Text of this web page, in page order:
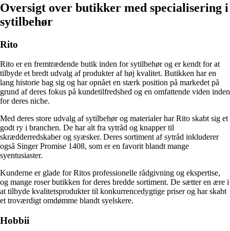
Oversigt over butikker med specialisering i
sytilbehør
Rito
Rito er en fremtrædende butik inden for sytilbehør og er kendt for at
tilbyde et bredt udvalg af produkter af høj kvalitet. Butikken har en
lang historie bag sig og har opnået en stærk position på markedet på
grund af deres fokus på kundetilfredshed og en omfattende viden inden
for deres niche.
Med deres store udvalg af sytilbehør og materialer har Rito skabt sig et
godt ry i branchen. De har alt fra sytråd og knapper til
skrædderredskaber og syæsker. Deres sortiment af sytråd inkluderer
også Singer Promise 1408, som er en favorit blandt mange
syentusiaster.
Kunderne er glade for Ritos professionelle rådgivning og ekspertise,
og mange roser butikken for deres bredde sortiment. De sætter en ære i
at tilbyde kvalitetsprodukter til konkurrencedygtige priser og har skabt
et troværdigt omdømme blandt syelskere.
Hobbii